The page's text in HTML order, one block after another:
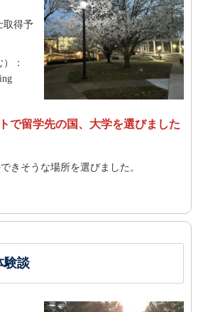
取得予
：
で留学先の国、大学を選びました
きそうな場所を選びました。
験談